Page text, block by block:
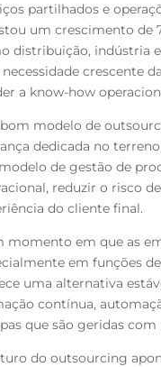
partilhados e
um crescimento de
distribuição, indústria
necessidade crescente
a know-how
modelo de
dedicada no
de gestão de
reduzir o risco
do cliente final.
momento em que as
em funções
uma alternativa
contínua,
que são geridas
do outsourcing